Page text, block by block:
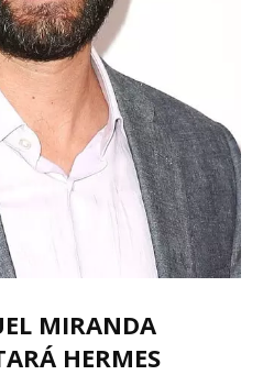
MIRANDA
HERMES